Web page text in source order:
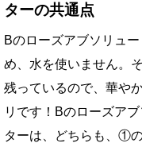
ターの共通点
Bのローズアブソリュ
め、水を使いません。
残っているので、華や
リです！Bのローズア
ターは、どちらも、①